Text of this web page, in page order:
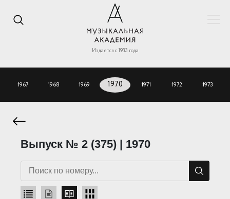
Издается с 1933 года
1967 1968 1969 1970 1971 1972 1973
Выпуск № 2 (375) | 1970